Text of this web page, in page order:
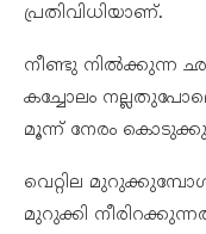
പ്രതിവിധിയാണ്.
നീണ്ടു നിൽക്കുന്ന
കച്ചോലം
മൂന്ന് നേരം
വെറ്റില
മുറുക്കി